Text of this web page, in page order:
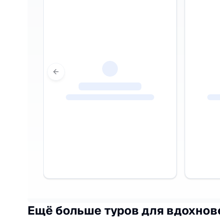
Previous slide
Ещё больше туров для